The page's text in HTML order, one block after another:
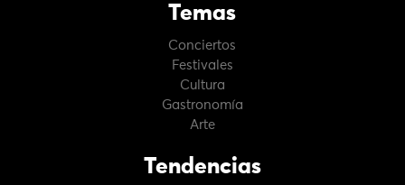
Temas
Conciertos
Festivales
Cultura
Gastronomía
Arte
Tendencias